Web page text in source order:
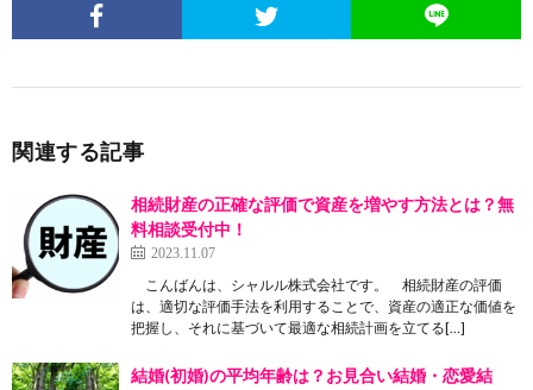
関連する記事
相続財産の正確な評価で資産を増やす方法とは？無
料相談受付中！
2023.11.07
こんばんは、シャルル株式会社です。 相続財産の評価
は、適切な評価手法を利用することで、資産の適正な価値を
把握し、それに基づいて最適な相続計画を立てる[…]
結婚(初婚)の平均年齢は？お見合い結婚・恋愛結